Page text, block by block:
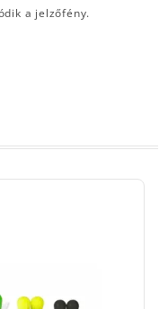
a jelzőfény.